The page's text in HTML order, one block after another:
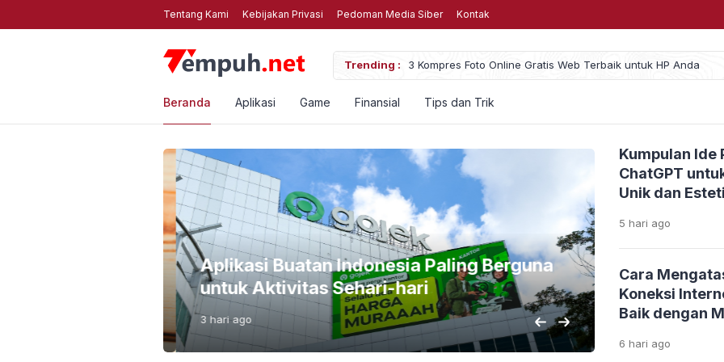
Tentang Kami Kebijakan Privasi Pedoman Media Siber Kontak
Trending :
3 Kompres Foto Online Gratis Web Terbaik untuk HP Anda Menghabiskan Uang untuk Game, Wajar atau
Beranda Aplikasi Game Finansial Tips dan Trik
Aplikasi Buatan Indonesia Paling Berguna
untuk Aktivitas Sehari-hari
3 hariago
Dimainkan
4 hari ago
Kumpulan Ide
ChatGPT
Unik dan
5 hari ago
Cara
Koneksi
Baik dengan
6 hari ago